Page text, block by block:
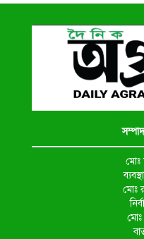
মোঃ
মোঃ